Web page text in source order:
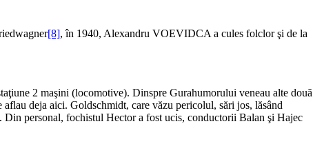
[8], în 1940, Alexandru VOEVIDCA a cules folclor şi de la
2 maşini (locomotive). Dinspre Gurahumorului veneau alte două
deja aici. Goldschmidt, care văzu pericolul, sări jos, lăsând
Din personal, fochistul Hector a fost ucis, conductorii Balan şi Hajec